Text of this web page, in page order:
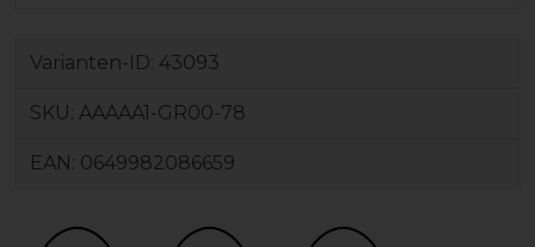
Varianten-ID: 43093
SKU: AAAAA1-GR00-78
EAN: 0649982086659